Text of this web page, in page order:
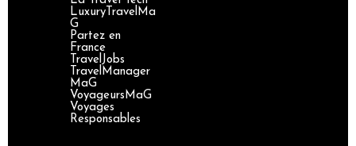
LuxuryTravelMa
G
Partez en
France
TravelJobs
TravelManager
MaG
VoyageursMaG
Voyages
Responsables